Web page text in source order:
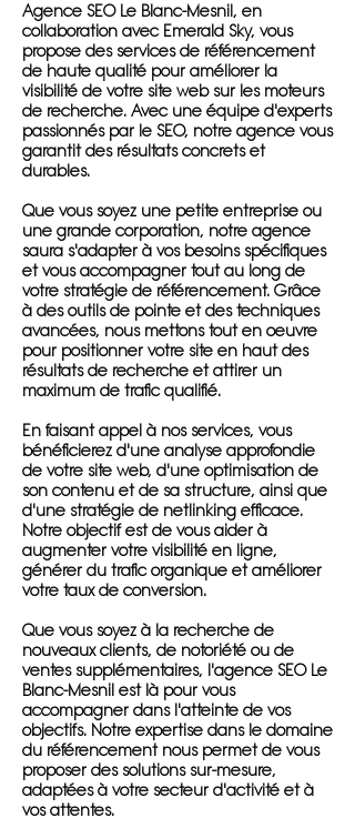
Agence SEO Le Blanc-Mesnil, en
collaboration avec Emerald Sky, vous
propose des services de référencement
de haute qualité pour améliorer la
visibilité de votre site web sur les moteurs
de recherche. Avec une équipe d'experts
passionnés par le SEO, notre agence vous
garantit des résultats concrets et
durables.
Que vous soyez une petite entreprise ou
une grande corporation, notre agence
saura s'adapter à vos besoins spécifiques
et vous accompagner tout au long de
votre stratégie de référencement. Grâce
à des outils de pointe et des techniques
avancées, nous mettons tout en oeuvre
pour positionner votre site en haut des
résultats de recherche et attirer un
maximum de trafic qualifié.
En faisant appel à nos services, vous
bénéficierez d'une analyse approfondie
de votre site web, d'une optimisation de
son contenu et de sa structure, ainsi que
d'une stratégie de netlinking efficace.
Notre objectif est de vous aider à
augmenter votre visibilité en ligne,
générer du trafic organique et améliorer
votre taux de conversion.
Que vous soyez à la recherche de
nouveaux clients, de notoriété ou de
ventes supplémentaires, l'agence SEO Le
Blanc-Mesnil est là pour vous
accompagner dans l'atteinte de vos
objectifs. Notre expertise dans le domaine
du référencement nous permet de vous
proposer des solutions sur-mesure,
adaptées à votre secteur d'activité et à
vos attentes.